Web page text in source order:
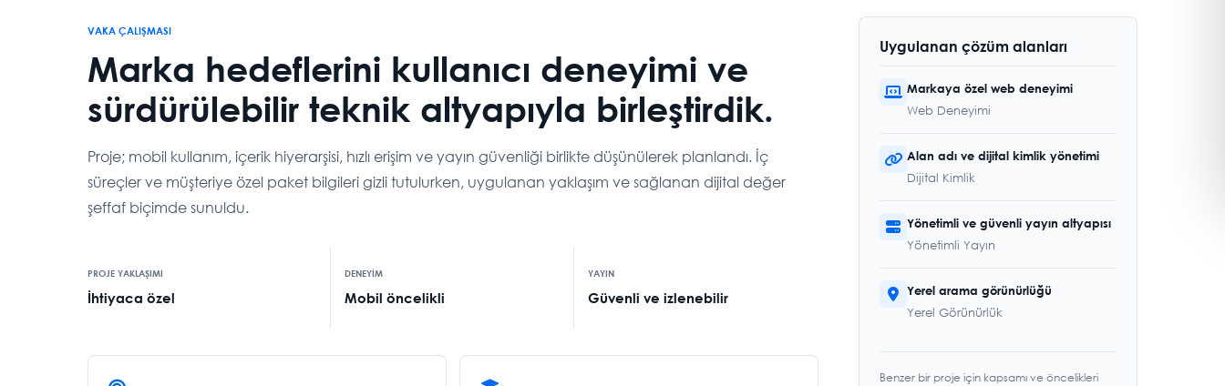
VAKA ÇALIŞMASI
Marka hedeflerini kullanıcı deneyimi ve
sürdürülebilir teknik altyapıyla birleştirdik.
Proje; mobil kullanım, içerik hiyerarşisi, hızlı erişim ve yayın güvenliği birlikte düşünülerek planlandı. İç
süreçler ve müşteriye özel paket bilgileri gizli tutulurken, uygulanan yaklaşım ve sağlanan dijital değer
şeffaf biçimde sunuldu.
PROJE YAKLAŞIMI
İhtiyaca özel
DENEYİM
Mobil öncelikli
YAYIN
Güvenli ve izlenebilir
Uygulanan çözüm alanları
Markaya özel web deneyimi
Web Deneyimi
Alan adı ve dijital kimlik yönetimi
Dijital Kimlik
Yönetimli ve güvenli yayın altyapısı
Yönetimli Yayın
Yerel arama görünürlüğü
Yerel Görünürlük
Benzer bir proje için kapsamı ve öncelikleri